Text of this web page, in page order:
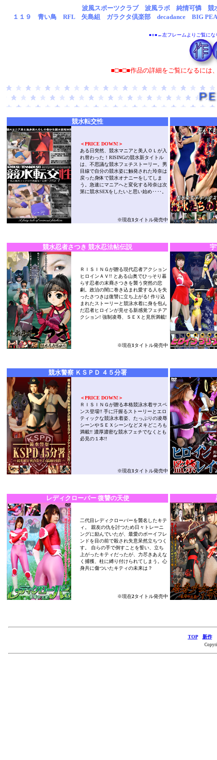
波風スポーツクラブ 波風ラボ 純情可憐
１１９ 青い鳥 RFL 矢島組 ガラクタ倶楽部 decadance BIG
●○●←左フレームよりご覧にな
■□■□■作品の詳細をご覧になるには
競水転交性
＜PRICE DOWN!＞
ある日突然、競水マニアと美人ＯＬが入
れ替わった！RISINGの競水新タイトル
は、不思議な競水フェチストーリー。男
目線で自分の競水姿に触発された玲奈は
戻った身体で競水オナニーをしてしま
う。急速にマニアへと変化する玲奈は次
第に競水SEXをしたいと思い始め‥‥。
※現在1タイトル発売中
競水忍者さつき 競水忍法帖伝説
ＲＩＳＩＮＧが贈る現代忍者アクション
ヒロインＡＶ!! とある山奥でひっそり暮
らす忍者の末裔さつきを襲う突然の悲
劇。政治の闇に巻き込まれ愛する人を失
ったさつきは復讐に立ち上がる! 作り込
まれたストーリーと競泳水着に身を包ん
だ忍者ヒロインが見せる新感覚フェチア
クション! 強制凌辱、ＳＥＸと見所満載!
※現在1タイトル発売中
競水警察 ＫＳＰＤ ４５分署
＜PRICE DOWN!＞
ＲＩＳＩＮＧが贈る本格競泳水着サスペ
ンス登場!! 手に汗握るストーリーとエロ
ティックな競泳水着姿、たっぷりの凌辱
シーンやＳＥＸシーンなどヌキどころも
満載!! 濃厚濃密な競水フェチでなくとも
必見の１本!!
※現在1タイトル発売中
レディクローバー 復讐の天使
二代目レディクローバーを襲名したキテ
ィ。 親友の仇を討つため日々トレーニ
ングに励んでいたが、最愛のボーイフレ
ンドを目の前で殺され失意呆然立ちつく
す。 自らの手で倒すことを誓い、立ち
上がったキティだったが、力尽きあえな
く捕獲、柱に縛り付けられてしまう。心
身共に傷ついたキティの未来は？
※現在2タイトル発売中
TOP 新作